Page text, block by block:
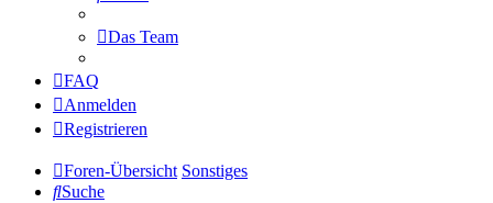
Das Team
FAQ
Anmelden
Registrieren
Foren-Übersicht Sonstiges
Suche